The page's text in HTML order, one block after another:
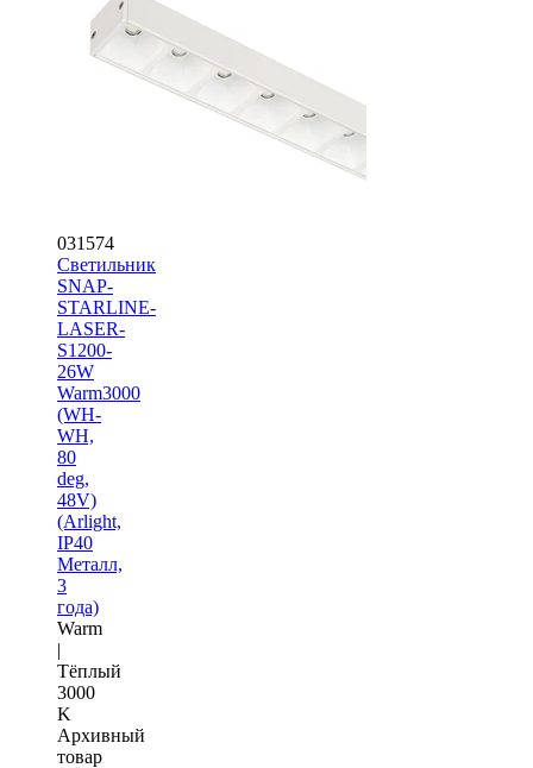
031574
Светильник
SNAP-
STARLINE-
LASER-
S1200-
26W
Warm3000
(WH-
WH,
80
deg,
48V)
(Arlight,
IP40
Металл,
3
года)
Warm
|
Тёплый
3000
K
Архивный
товар